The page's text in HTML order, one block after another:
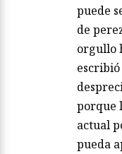
puede
de
orgullo
porque
actual
pueda